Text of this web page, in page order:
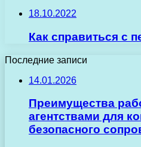
18.10.2022
Как справиться с
Последние записи
14.01.2026
Преимущества
агентствами для
безопасного